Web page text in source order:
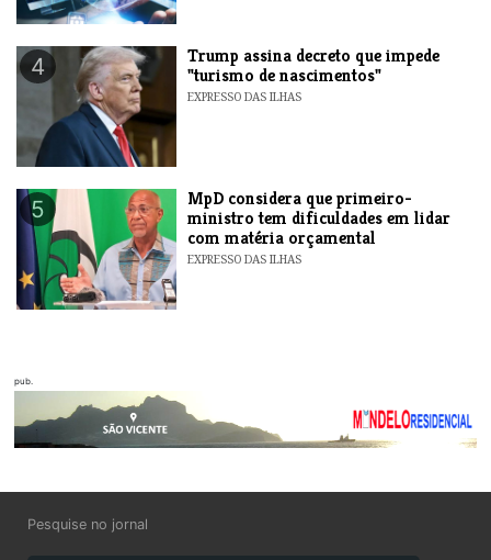
4
Trump assina decreto que impede
"turismo de nascimentos"
EXPRESSO DAS ILHAS
5
MpD considera que primeiro-
ministro tem dificuldades em lidar
com matéria orçamental
EXPRESSO DAS ILHAS
pub.
Pesquise no jornal